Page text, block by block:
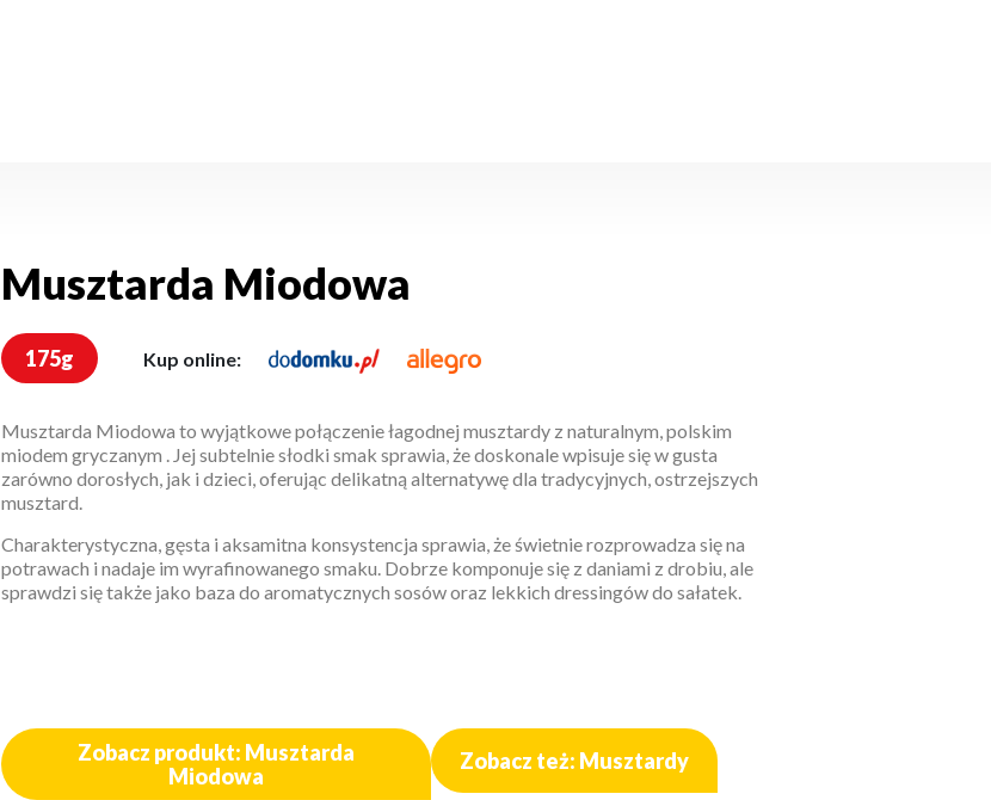
Musztarda Miodowa
175g Kup online:
Musztarda Miodowa to wyjątkowe połączenie łagodnej musztardy z naturalnym, polskim
miodem gryczanym . Jej subtelnie słodki smak sprawia, że doskonale wpisuje się w gusta
zarówno dorosłych, jak i dzieci, oferując delikatną alternatywę dla tradycyjnych, ostrzejszych
musztard.
Charakterystyczna, gęsta i aksamitna konsystencja sprawia, że świetnie rozprowadza się na
potrawach i nadaje im wyrafinowanego smaku. Dobrze komponuje się z daniami z drobiu, ale
sprawdzi się także jako baza do aromatycznych sosów oraz lekkich dressingów do sałatek.
Zobacz produkt: Musztarda
Miodowa
Zobacz też: Musztardy